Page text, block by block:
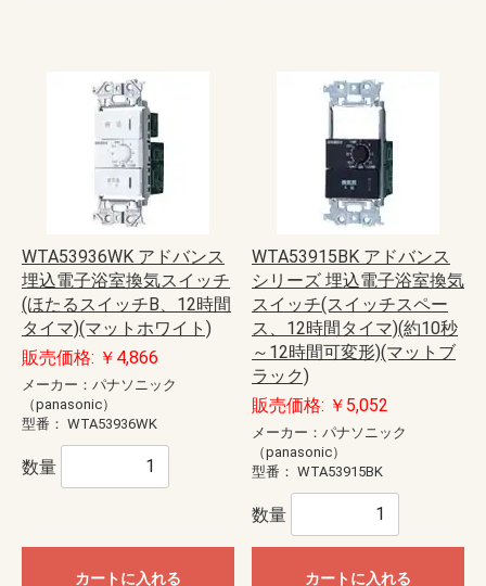
WTA53936WK アドバンス
埋込電子浴室換気スイッチ
(ほたるスイッチB、12時間
タイマ)(マットホワイト)
販売価格: ￥4,866
メーカー：パナソニック
（panasonic）
型番： WTA53936WK
数量
カートに入れる
WTA53915BK アドバンス
シリーズ 埋込電子浴室換気
スイッチ(スイッチスペー
ス、12時間タイマ)(約10秒
～12時間可変形)(マットブ
ラック)
販売価格: ￥5,052
メーカー：パナソニック
（panasonic）
型番： WTA53915BK
数量
カートに入れる